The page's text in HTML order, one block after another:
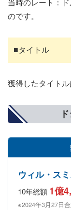
当時のレート：
のです。
■タイトル
獲得したタイトル
ウィル・ス
10年総額 1億
※2024年3月27日